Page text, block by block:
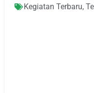
Kegiatan Terbaru,